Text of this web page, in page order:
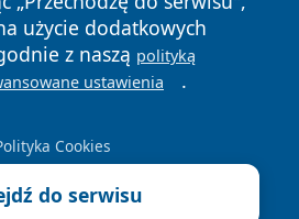
użycie dodatkowych
z naszą polityką
ustawienia .
Cookies
do serwisu
Polityka
Cookies